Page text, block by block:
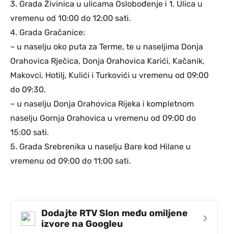
3. Grada Živinica u ulicama Oslobođenje i 1. Ulica u
vremenu od 10:00 do 12:00 sati.
4. Grada Gračanice:
– u naselju oko puta za Terme, te u naseljima Donja
Orahovica Rječica, Donja Orahovica Karići, Kačanik,
Makovci, Hotilj, Kulići i Turkovići u vremenu od 09:00
do 09:30.
– u naselju Donja Orahovica Rijeka i kompletnom
naselju Gornja Orahovica u vremenu od 09:00 do
15:00 sati.
5. Grada Srebrenika u naselju Bare kod Hilane u
vremenu od 09:00 do 11:00 sati.
Dodajte RTV Slon među omiljene
izvore na Googleu
›